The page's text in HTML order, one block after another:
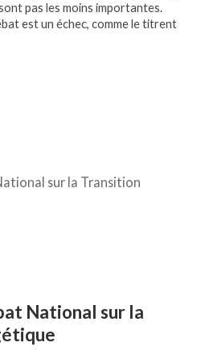
pas les moins importantes.
est un échec, comme le titrent
National sur la